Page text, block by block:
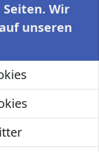
Wir
unseren